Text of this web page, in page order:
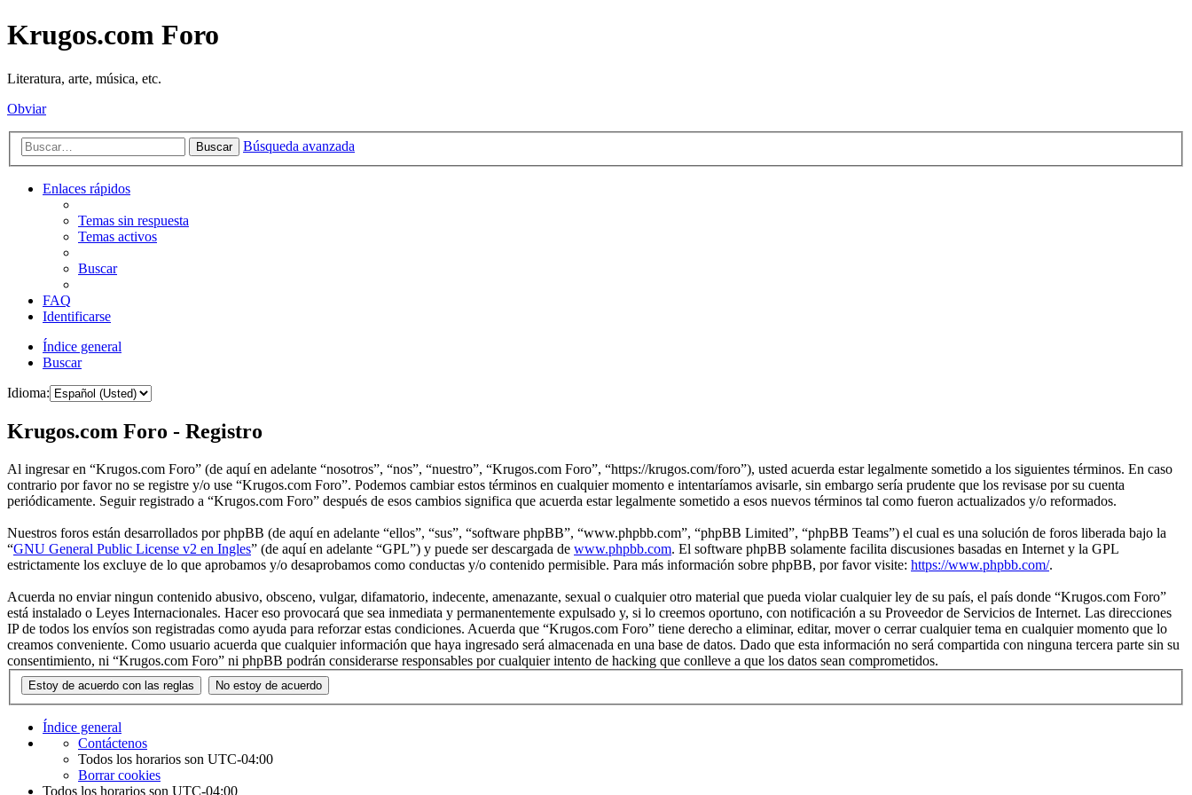
Krugos.com Foro
Literatura, arte, música, etc.
Obviar
Buscar Búsqueda avanzada
Enlaces rápidos
Temas sin respuesta
Temas activos
Buscar
FAQ
Identificarse
Índice general
Buscar
Idioma:
Krugos.com Foro - Registro
Al ingresar en “Krugos.com Foro” (de aquí en adelante “nosotros”, “nos”, “nuestro”, “Krugos.com Foro”, “https://krugos.com/foro”), usted acuerda estar legalmente sometido a los siguientes términos. En caso
contrario por favor no se registre y/o use “Krugos.com Foro”. Podemos cambiar estos términos en cualquier momento e intentaríamos avisarle, sin embargo sería prudente que los revisase por su cuenta
periódicamente. Seguir registrado a “Krugos.com Foro” después de esos cambios significa que acuerda estar legalmente sometido a esos nuevos términos tal como fueron actualizados y/o reformados.
Nuestros foros están desarrollados por phpBB (de aquí en adelante “ellos”, “sus”, “software phpBB”, “www.phpbb.com”, “phpBB Limited”, “phpBB Teams”) el cual es una solución de foros liberada bajo la
“GNU General Public License v2 en Ingles” (de aquí en adelante “GPL”) y puede ser descargada de www.phpbb.com. El software phpBB solamente facilita discusiones basadas en Internet y la GPL
estrictamente los excluye de lo que aprobamos y/o desaprobamos como conductas y/o contenido permisible. Para más información sobre phpBB, por favor visite: https://www.phpbb.com/.
Acuerda no enviar ningun contenido abusivo, obsceno, vulgar, difamatorio, indecente, amenazante, sexual o cualquier otro material que pueda violar cualquier ley de su país, el país donde “Krugos.com Foro”
está instalado o Leyes Internacionales. Hacer eso provocará que sea inmediata y permanentemente expulsado y, si lo creemos oportuno, con notificación a su Proveedor de Servicios de Internet. Las direcciones
IP de todos los envíos son registradas como ayuda para reforzar estas condiciones. Acuerda que “Krugos.com Foro” tiene derecho a eliminar, editar, mover o cerrar cualquier tema en cualquier momento que lo
creamos conveniente. Como usuario acuerda que cualquier información que haya ingresado será almacenada en una base de datos. Dado que esta información no será compartida con ninguna tercera parte sin su
consentimiento, ni “Krugos.com Foro” ni phpBB podrán considerarse responsables por cualquier intento de hacking que conlleve a que los datos sean comprometidos.
Índice general
Contáctenos
Todos los horarios son UTC-04:00
Borrar cookies
Todos los horarios son UTC-04:00